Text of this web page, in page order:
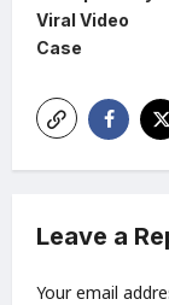
v
i
g
a
t
o
n
Viral Video
Case
Leave a
Your email